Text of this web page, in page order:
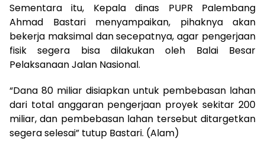
Sementara itu, Kepala dinas PUPR Palembang
Ahmad Bastari menyampaikan, pihaknya akan
bekerja maksimal dan secepatnya, agar pengerjaan
fisik segera bisa dilakukan oleh Balai Besar
Pelaksanaan Jalan Nasional.
“Dana 80 miliar disiapkan untuk pembebasan lahan
dari total anggaran pengerjaan proyek sekitar 200
miliar, dan pembebasan lahan tersebut ditargetkan
segera selesai” tutup Bastari. (Alam)